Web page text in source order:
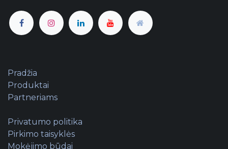
Pradžia
Produktai
Partneriams
Privatumo politika
Pirkimo taisyklės
Mokėjimo būdai